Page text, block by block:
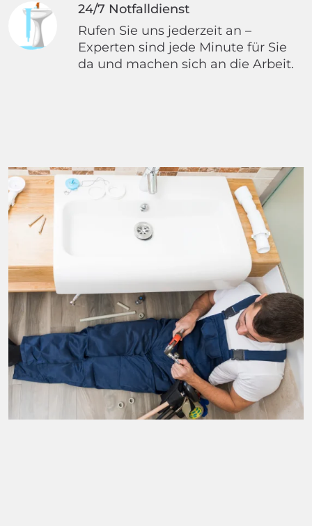
24/7 Notfalldienst
Rufen Sie uns jederzeit an –
Experten sind jede Minute für Sie
da und machen sich an die Arbeit.